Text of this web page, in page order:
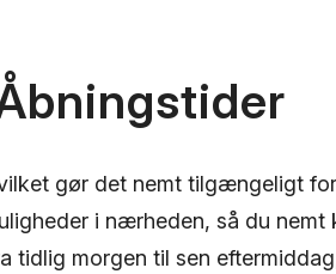
gør det nemt tilgængeligt
i nærheden, så du nemt
tidlig morgen til sen